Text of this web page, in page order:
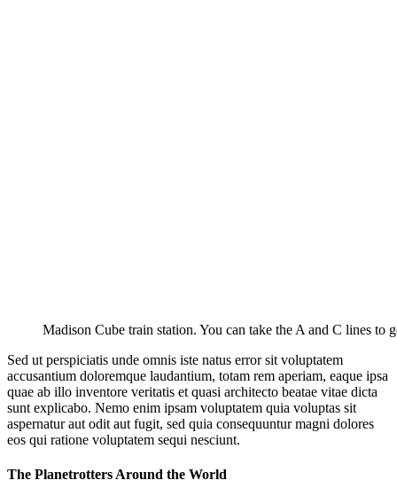
Madison Cube train station. You can take the A and C lines to
Sed ut perspiciatis unde omnis iste natus error sit voluptatem
accusantium doloremque laudantium, totam rem aperiam, eaque ipsa
quae ab illo inventore veritatis et quasi architecto beatae vitae dicta
sunt explicabo. Nemo enim ipsam voluptatem quia voluptas sit
aspernatur aut odit aut fugit, sed quia consequuntur magni dolores
eos qui ratione voluptatem sequi nesciunt.
The Planetrotters Around the World